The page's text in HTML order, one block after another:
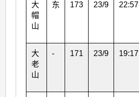
大
帽
山
东 173 23/9 22:57
大
老
山
- 171 23/9 19:17